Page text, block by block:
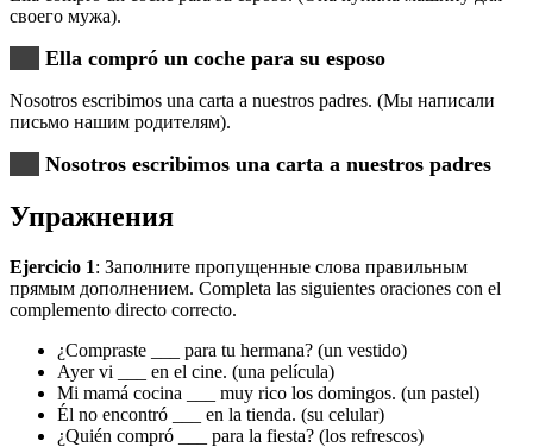
своего мужа).
Ella compró un coche para su esposo
Nosotros escribimos una carta a nuestros padres. (Мы написали
письмо нашим родителям).
Nosotros escribimos una carta a nuestros padres
Упражнения
Ejercicio 1: Заполните пропущенные слова правильным
прямым дополнением. Completa las siguientes oraciones con el
complemento directo correcto.
¿Compraste ___ para tu hermana? (un vestido)
Ayer vi ___ en el cine. (una película)
Mi mamá cocina ___ muy rico los domingos. (un pastel)
Él no encontró ___ en la tienda. (su celular)
¿Quién compró ___ para la fiesta? (los refrescos)